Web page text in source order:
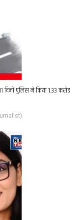
दिनों पुलिस ने किया 1.33 करोड़